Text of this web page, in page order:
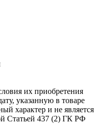
их приобретения
указанную в товаре
характер и не является
Статьей 437 (2) ГК РФ